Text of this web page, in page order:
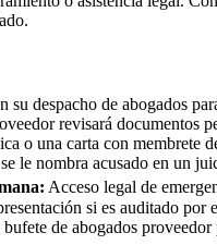
su despacho de abogados
revisará documentos
o una carta con membrete
le nombra acusado en un
Acceso legal de
si es auditado
bufete de abogados